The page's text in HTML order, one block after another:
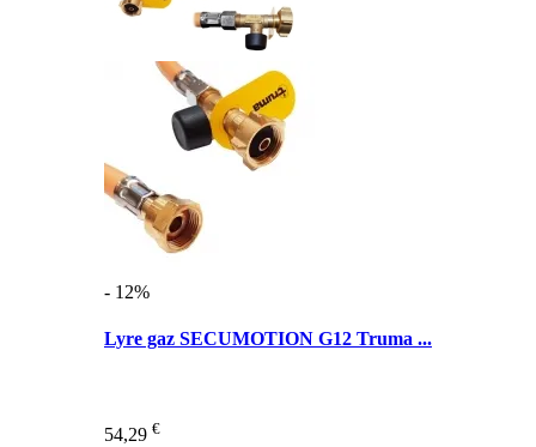
- 12%
Lyre gaz SECUMOTION G12 Truma ...
54,29 €